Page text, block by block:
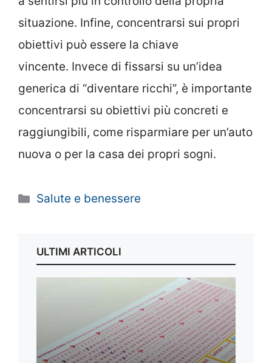
situazione. Infine, concentrarsi sui propri
obiettivi può essere la chiave
vincente. Invece di fissarsi su un’idea
generica di “diventare ricchi”, è importante
concentrarsi su obiettivi più concreti e
raggiungibili, come risparmiare per un’auto
nuova o per la casa dei propri sogni.
Categorie
Salute e benessere
ULTIMI ARTICOLI